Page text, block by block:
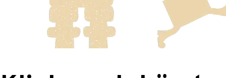
frakten för dessa varor visas i kassan.
Fri frakt när du handlar för mer än 1500:-